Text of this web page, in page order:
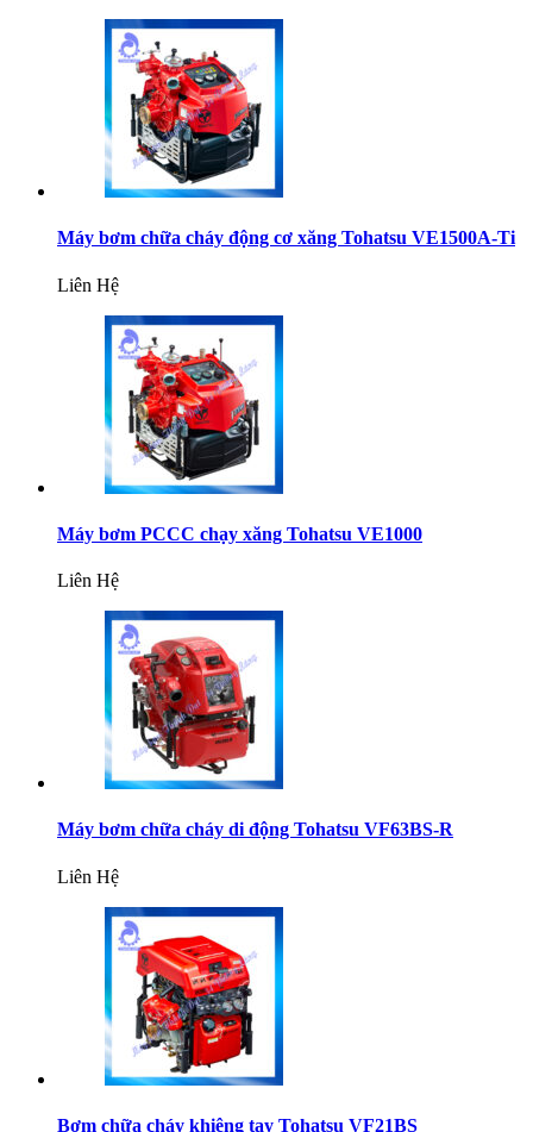
Máy bơm chữa cháy động cơ xăng Tohatsu VE1500A-Ti
Liên Hệ
Máy bơm PCCC chạy xăng Tohatsu VE1000
Liên Hệ
Máy bơm chữa cháy di động Tohatsu VF63BS-R
Liên Hệ
Bơm chữa cháy khiêng tay Tohatsu VF21BS